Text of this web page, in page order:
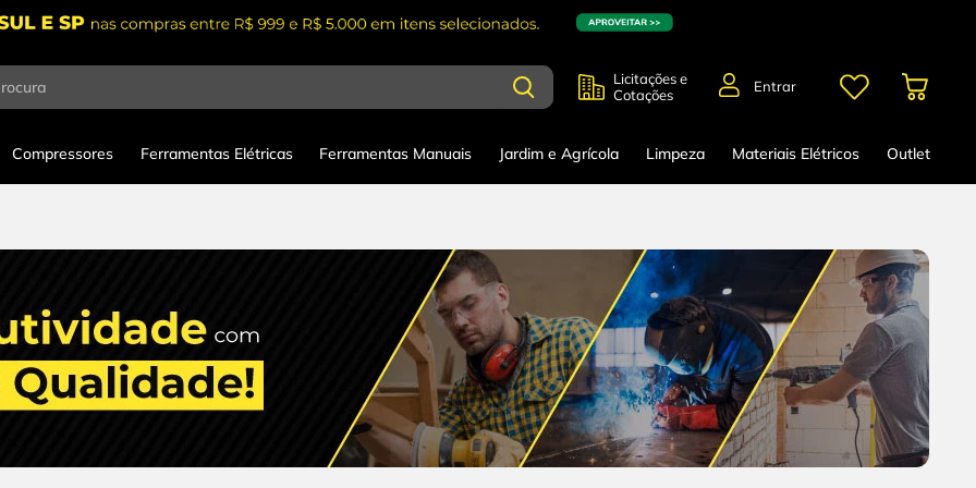
Licitações e
Cotações
Entrar
Compressores Ferramentas Elétricas Ferramentas Manuais Jardim e Agrícola Limpeza Materiais Elétricos Outlet